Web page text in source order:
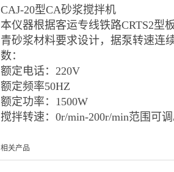
CAJ-20型CA砂浆搅拌机
本仪器根据客运专线铁路CRTS2型
青砂浆材料要求设计，据泵转速连
数：
额定电话：220V
额定频率50HZ
额定功率：1500W
搅拌转速：0r/min-200r/min范围可调
相关产品